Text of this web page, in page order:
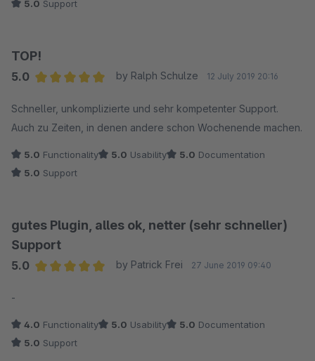
5.0 Support
TOP!
5.0
by Ralph Schulze 12 July 2019 20:16
Schneller, unkomplizierte und sehr kompetenter Support.
Auch zu Zeiten, in denen andere schon Wochenende machen.
5.0 Functionality 5.0 Usability 5.0 Documentation
5.0 Support
gutes Plugin, alles ok, netter (sehr schneller)
Support
5.0
by Patrick Frei 27 June 2019 09:40
-
4.0 Functionality 5.0 Usability 5.0 Documentation
5.0 Support